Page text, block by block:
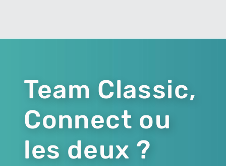
Team Classic,
Connect ou
les deux ?